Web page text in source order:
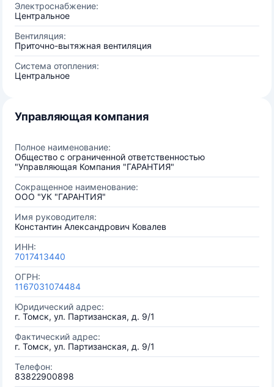
Электроснабжение:
Центральное
Вентиляция:
Приточно-вытяжная вентиляция
Система отопления:
Центральное
Управляющая компания
Полное наименование:
Общество с ограниченной ответственностью
"Управляющая Компания "ГАРАНТИЯ"
Сокращенное наименование:
ООО "УК "ГАРАНТИЯ"
Имя руководителя:
Константин Александрович Ковалев
ИНН:
7017413440
ОГРН:
1167031074484
Юридический адрес:
г. Томск, ул. Партизанская, д. 9/1
Фактический адрес:
г. Томск, ул. Партизанская, д. 9/1
Телефон:
83822900898